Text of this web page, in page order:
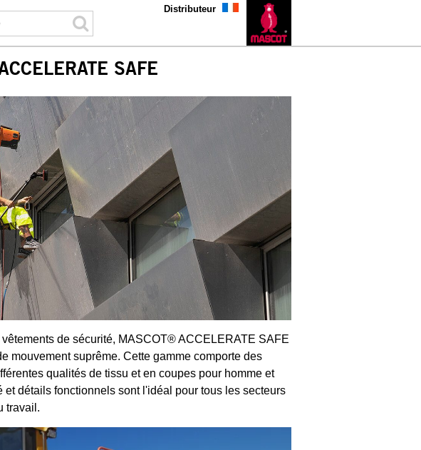
Distributeur
SAFE
de sécurité, MASCOT® ACCELERATE SAFE
mouvement suprême. Cette gamme comporte des
qualités de tissu et en coupes pour homme et
détails fonctionnels sont l'idéal pour tous les secteurs
travail.